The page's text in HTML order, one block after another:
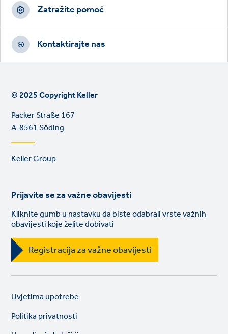
Zatražite pomoć
Kontaktirajte nas
© 2025 Copyright Keller
Packer Straße 167
A-8561 Söding
Footer
links
Keller Group
Prijavite se za važne obavijesti
Kliknite gumb u nastavku da biste odabrali vrste važnih
obavijesti koje želite dobivati
Registracija za važne obavijesti
Legal
Uvjetima upotrebe
Politika privatnosti